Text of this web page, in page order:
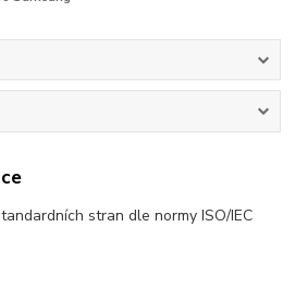
stran dle normy ISO/IEC